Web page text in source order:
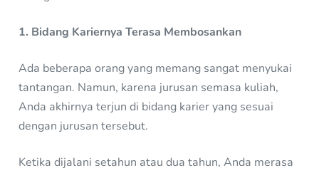
1. Bidang Kariernya Terasa Membosankan
Ada beberapa orang yang memang sangat menyukai
tantangan. Namun, karena jurusan semasa kuliah,
Anda akhirnya terjun di bidang karier yang sesuai
dengan jurusan tersebut.
Ketika dijalani setahun atau dua tahun, Anda merasa